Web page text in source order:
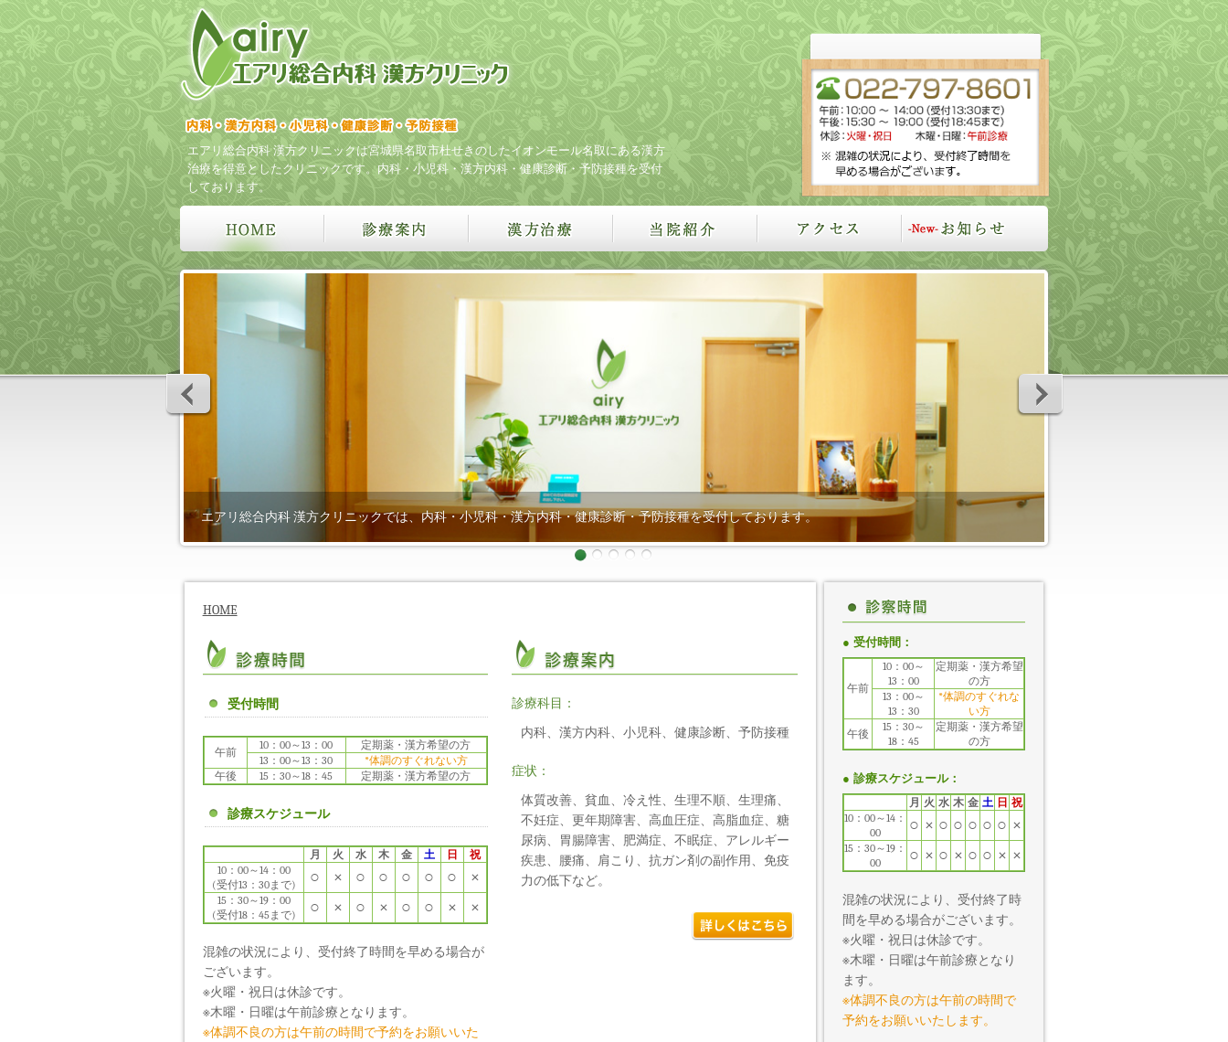
エアリ総合内科 漢方クリニックは宮城県名取市杜せきのしたイオンモール名取にある漢方
治療を得意としたクリニックです。内科・小児科・漢方内科・健康診断・予防接種を受付
しております。
エアリ総合内科 漢方クリニックでは、内科・小児科・漢方内科・健康診断・予防接種を受付しております。
HOME
受付時間
午前
10：00～13：00
定期薬・漢方希望の方
13：00～13：30
*体調のすぐれない方
午後
15：30～18：45 定期薬・漢方希望の方
診療スケジュール
月 火 水 木 金 土 日
祝
10：00～14：00
(受付13：30まで)
○ × ○ ○ ○ ○ ○ ×
15：30～19：00
(受付18：45まで)
○ × ○ × ○ ○ × ×
混雑の状況により、受付終了時間を早める場合が
ございます。
※火曜・祝日は休診です。
※木曜・日曜は午前診療となります。
※体調不良の方は午前の時間で予約をお願いいた
診療科目：
内科、漢方内科、小児科、健康診断、予防接種
症状：
体質改善、貧血、冷え性、生理不順、生理痛、
不妊症、更年期障害、高血圧症、高脂血症、糖
尿病、胃腸障害、肥満症、不眠症、アレルギー
疾患、腰痛、肩こり、抗ガン剤の副作用、免疫
力の低下など。
● 受付時間：
午前
10：00～
13：00
定期薬・漢方希望
の方
13：00～
13：30
*体調のすぐれな
い方
午後
15：30～
18：45
定期薬・漢方希望
の方
● 診療スケジュール：
月 火 水 木 金 土 日 祝
10：00～14：
00
○ × ○ ○ ○ ○ ○ ×
15：30～19：
00
○ × ○ × ○ ○ × ×
混雑の状況により、受付終了時
間を早める場合がございます。
※火曜・祝日は休診です。
※木曜・日曜は午前診療となり
ます。
※体調不良の方は午前の時間で
予約をお願いいたします。